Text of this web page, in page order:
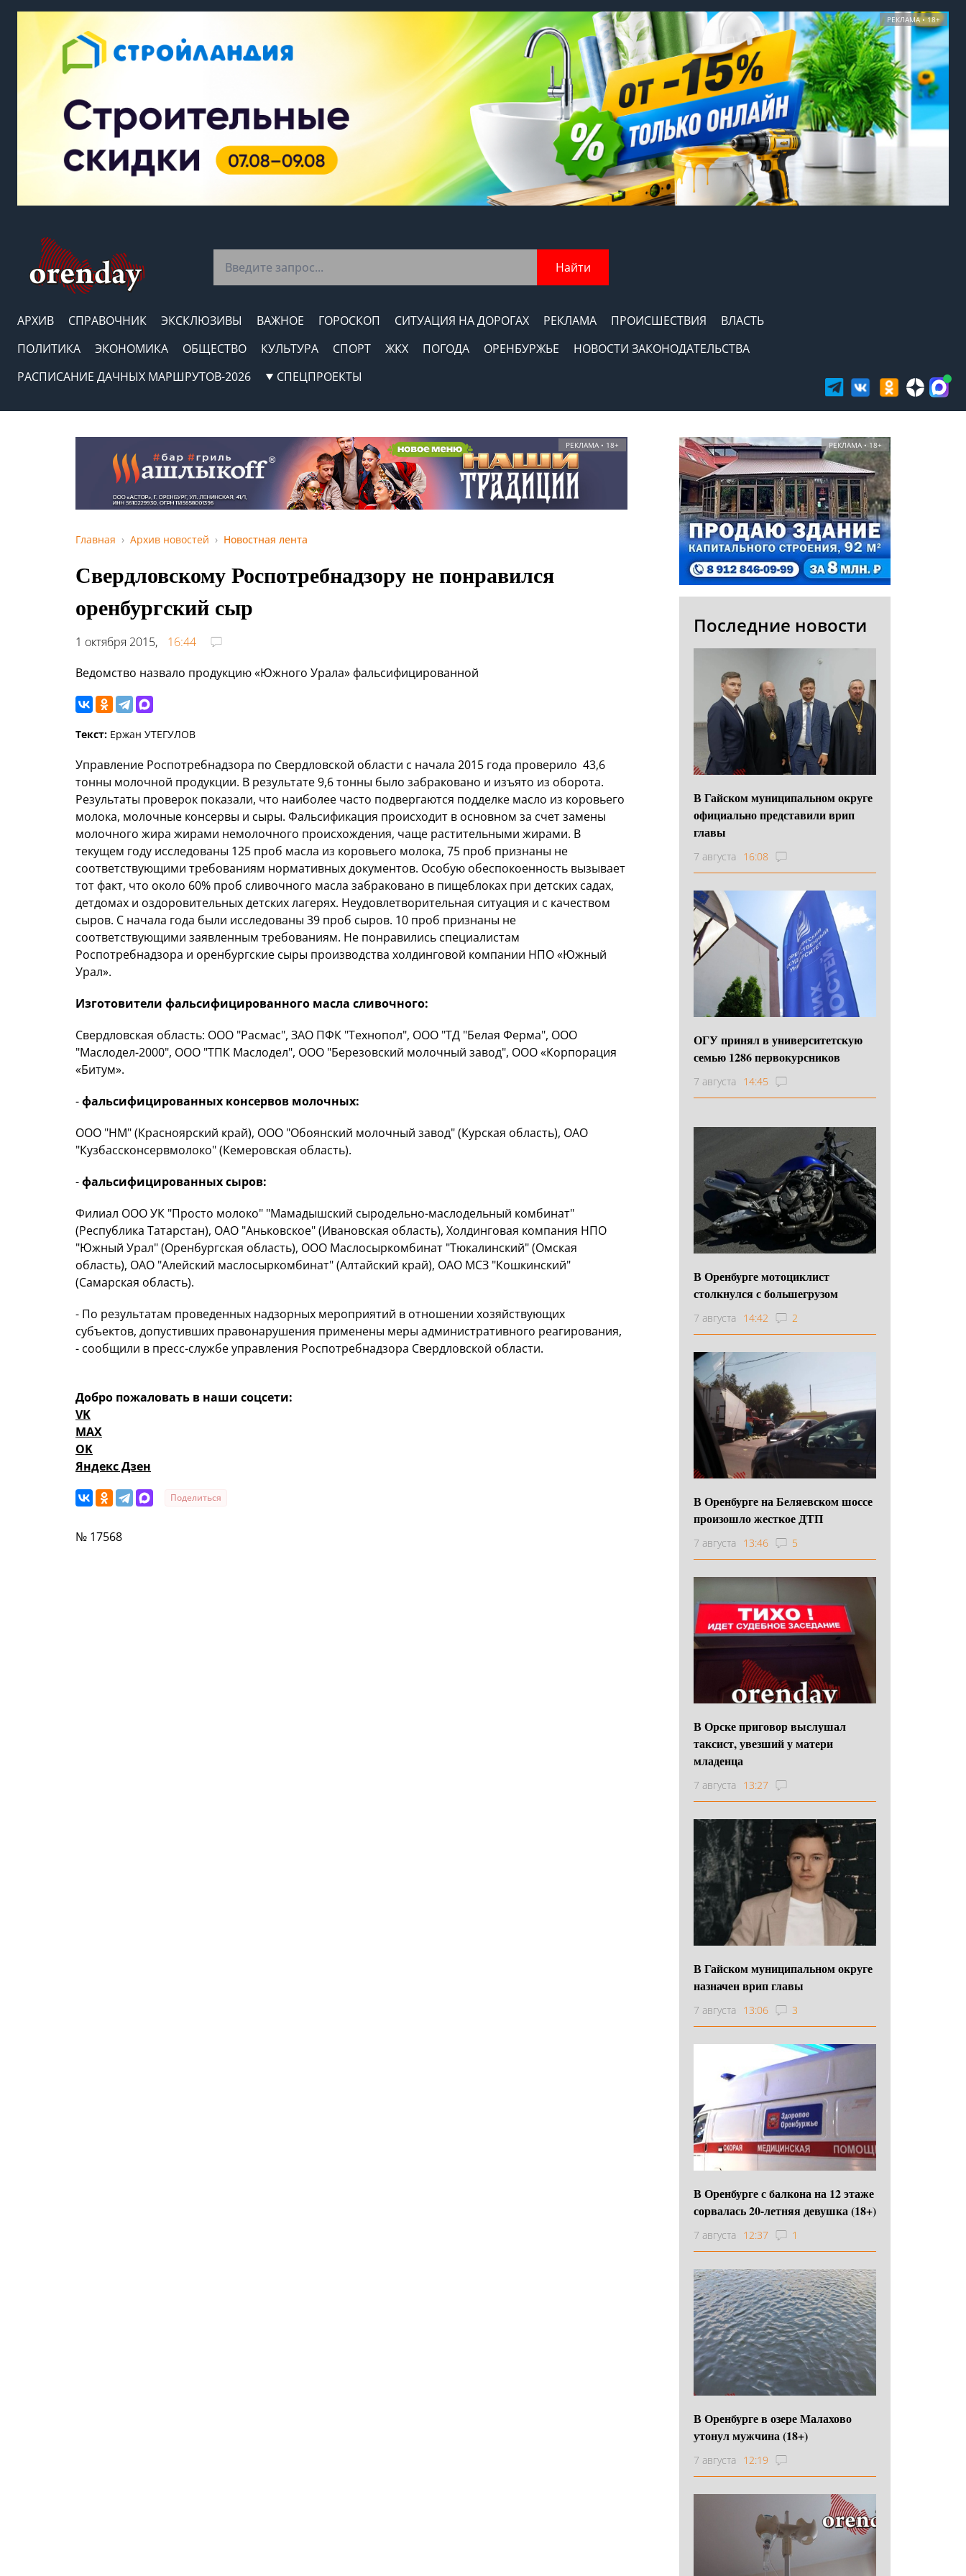
РЕКЛАМА • 18+
Найти
АРХИВ СПРАВОЧНИК ЭКСКЛЮЗИВЫ ВАЖНОЕ ГОРОСКОП СИТУАЦИЯ НА ДОРОГАХ РЕКЛАМА ПРОИСШЕСТВИЯ
ВЛАСТЬ
ПОЛИТИКА
ЭКОНОМИКА ОБЩЕСТВО КУЛЬТУРА СПОРТ ЖКХ ПОГОДА ОРЕНБУРЖЬЕ
НОВОСТИ ЗАКОНОДАТЕЛЬСТВА
РАСПИСАНИЕ ДАЧНЫХ МАРШРУТОВ-2026
СПЕЦПРОЕКТЫ
РЕКЛАМА • 18+
Главная Архив новостей Новостная лента
Свердловскому Роспотребнадзору не понравился
оренбургский сыр
1 октября 2015,
16:44
Ведомство назвало продукцию «Южного Урала» фальсифицированной
Текст: Ержан УТЕГУЛОВ
Управление Роспотребнадзора по Свердловской области с начала 2015 года проверило 43,6
тонны молочной продукции. В результате 9,6 тонны было забраковано и изъято из оборота.
Результаты проверок показали, что наиболее часто подвергаются подделке масло из коровьего
молока, молочные консервы и сыры. Фальсификация происходит в основном за счет замены
молочного жира жирами немолочного происхождения, чаще растительными жирами. В
текущем году исследованы 125 проб масла из коровьего молока, 75 проб признаны не
соответствующими требованиям нормативных документов. Особую обеспокоенность вызывает
тот факт, что около 60% проб сливочного масла забраковано в пищеблоках при детских садах,
детдомах и оздоровительных детских лагерях. Неудовлетворительная ситуация и с качеством
сыров. С начала года были исследованы 39 проб сыров. 10 проб признаны не
соответствующими заявленным требованиям. Не понравились специалистам
Роспотребнадзора и оренбургские сыры производства холдинговой компании НПО «Южный
Урал».
Изготовители фальсифицированного масла сливочного:
Свердловская область: ООО "Расмас", ЗАО ПФК "Технопол", ООО "ТД "Белая Ферма", ООО
"Маслодел-2000", ООО "ТПК Маслодел", ООО "Березовский молочный завод", ООО «Корпорация
«Битум».
-фальсифицированных консервов молочных:
ООО "НМ" (Красноярский край), ООО "Обоянский молочный завод" (Курская область), ОАО
"Кузбассконсервмолоко" (Кемеровская область).
-фальсифицированных сыров:
Филиал ООО УК "Просто молоко" "Мамадышский сыродельно-маслодельный комбинат"
(Республика Татарстан), ОАО "Аньковское" (Ивановская область), Холдинговая компания НПО
"Южный Урал" (Оренбургская область), ООО Маслосыркомбинат "Тюкалинский" (Омская
область), ОАО "Алейский маслосыркомбинат" (Алтайский край), ОАО МСЗ "Кошкинский"
(Самарская область).
- По результатам проведенных надзорных мероприятий в отношении хозяйствующих
субъектов, допустивших правонарушения применены меры административного реагирования,
- сообщили в пресс-службе управления Роспотребнадзора Свердловской области.
Добро пожаловать в наши соцсети:
VK
MAX
OK
Яндекс Дзен
Поделиться
№ 17568
РЕКЛАМА • 18+
Последние новости
В Гайском муниципальном округе
официально представили врип
главы
7 августа 16:08
ОГУ принял в университетскую
семью 1286 первокурсников
7 августа 14:45
В Оренбурге мотоциклист
столкнулся с большегрузом
7 августа 14:42 2
В Оренбурге на Беляевском шоссе
произошло жесткое ДТП
7 августа 13:46 5
В Орске приговор выслушал
таксист, увезший у матери
младенца
7 августа 13:27
В Гайском муниципальном округе
назначен врип главы
7 августа 13:06 3
В Оренбурге с балкона на 12 этаже
сорвалась 20-летняя девушка (18+)
7 августа 12:37 1
В Оренбурге в озере Малахово
утонул мужчина (18+)
7 августа 12:19